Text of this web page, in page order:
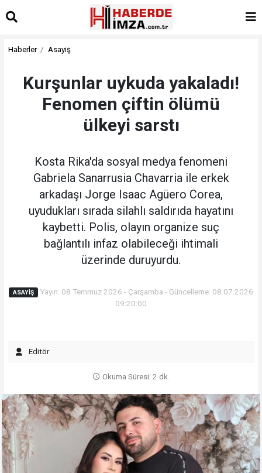
Haberler Asayiş
Kurşunlar uykuda yakaladı!
Fenomen çiftin ölümü
ülkeyi sarstı
Kosta Rika'da sosyal medya fenomeni
Gabriela Sanarrusia Chavarria ile erkek
arkadaşı Jorge Isaac Agüero Corea,
uyudukları sırada silahlı saldırıda hayatını
kaybetti. Polis, olayın organize suç
bağlantılı infaz olabileceği ihtimali
üzerinde duruyurdu.
ASAYIŞ Yayın: 08 Temmuz 2026 - Çarşamba - Güncelleme: 08.07.2026
09:20:00
Editör
Okuma Süresi: 2 dk.